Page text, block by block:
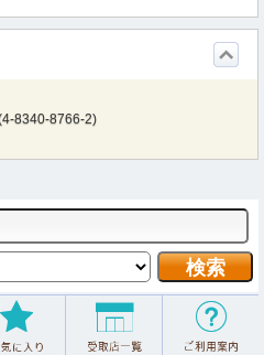
4-8340-8766-2)